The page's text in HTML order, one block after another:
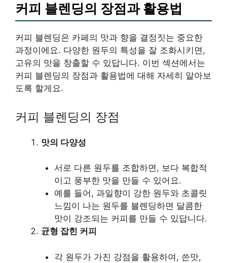
커피 블렌딩의 장점과 활용법
커피 블렌딩은 카페의 맛과 향을 결정짓는 중요한
과정이에요. 다양한 원두의 특성을 잘 조화시키면,
고유의 맛을 창출할 수 있답니다. 이번 섹션에서는
커피 블렌딩의 장점과 활용법에 대해 자세히 알아보
도록 할게요.
커피 블렌딩의 장점
맛의 다양성
서로 다른 원두를 조합하면, 보다 복합적
이고 풍부한 맛을 만들 수 있어요.
예를 들어, 과일향이 강한 원두와 초콜릿
느낌이 나는 원두를 블렌딩하면 달콤한
맛이 강조되는 커피를 만들 수 있답니다.
균형 잡힌 커피
각 원두가 가진 강점을 활용하여, 쓴맛,